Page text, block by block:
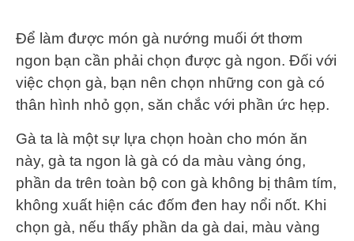
Để làm được món gà nướng muối ớt thơm
ngon bạn cần phải chọn được gà ngon. Đối với
việc chọn gà, bạn nên chọn những con gà có
thân hình nhỏ gọn, săn chắc với phần ức hẹp.
Gà ta là một sự lựa chọn hoàn cho món ăn
này, gà ta ngon là gà có da màu vàng óng,
phần da trên toàn bộ con gà không bị thâm tím,
không xuất hiện các đốm đen hay nổi nốt. Khi
chọn gà, nếu thấy phần da gà dai, màu vàng